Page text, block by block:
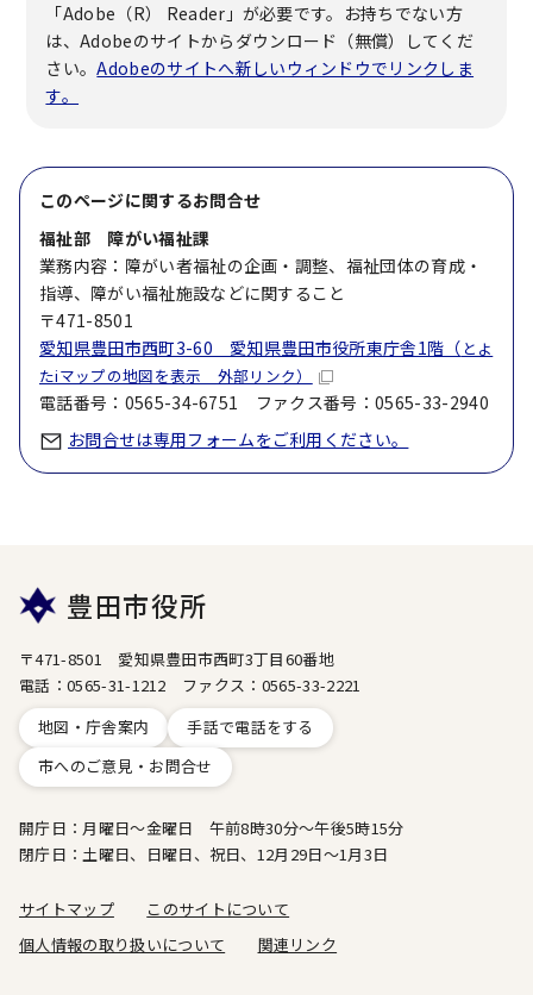
「Adobe（R） Reader」が必要です。お持ちでない方
は、Adobeのサイトからダウンロード（無償）してくだ
さい。Adobeのサイトへ新しいウィンドウでリンクしま
す。
このページに関するお問合せ
福祉部 障がい福祉課
業務内容：障がい者福祉の企画・調整、福祉団体の育成・
指導、障がい福祉施設などに関すること
〒471-8501
愛知県豊田市西町3-60 愛知県豊田市役所東庁舎1階（ とよ
たiマップの地図を表示 外部リンク）
電話番号：0565-34-6751 ファクス番号：0565-33-2940
お問合せは専用フォームをご利用ください。
豊田市役所
〒471-8501 愛知県豊田市西町3丁目60番地
電話：0565-31-1212 ファクス：0565-33-2221
地図・庁舎案内
手話で電話をする
市へのご意見・お問合せ
開庁日：月曜日～金曜日 午前8時30分～午後5時15分
閉庁日：土曜日、日曜日、祝日、12月29日～1月3日
サイトマップ
このサイトについて
個人情報の取り扱いについて
関連リンク